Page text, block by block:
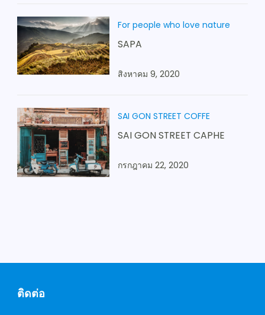
For people who love nature
SAPA
สิงหาคม 9, 2020
SAI GON STREET COFFE
SAI GON STREET CAPHE
กรกฎาคม 22, 2020
ติดต่อ